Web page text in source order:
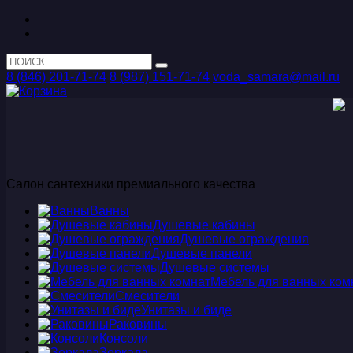
8 (846) 201-71-74 8 (987) 151-71-74 voda_samara@mail.ru
Салон сантехники премиального качества
Ванны
Душевые кабины
Душевые ограждения
Душевые панели
Душевые системы
Мебель для ванных
Смесители
Унитазы и биде
Раковины
Консоли